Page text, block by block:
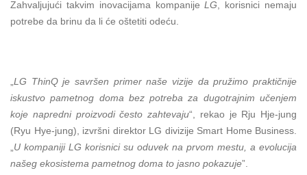
Zahvaljujući takvim inovacijama kompanijeLG , korisnici nemaju
potrebe da brinu da li će oštetiti odeću.
LG ThinQ je savršen primer naše vizije da pružimo praktičnije
iskustvo pametnog doma bez potreba za dugotrajnim učenjem
koje napredni proizvodi često zahtevaju“, rekao je Rju Hje-jung
(Ryu Hye-jung), izvršni direktor LG divizije Smart Home Business.
U kompaniji LG korisnici su oduvek na prvom mestu, a evolucija
našeg ekosistema pametnog doma to jasno pokazuje”.